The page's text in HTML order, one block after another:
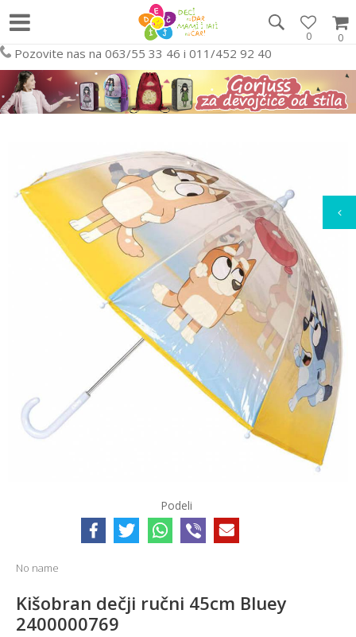
0
0
Pozovite nas na 063/55 33 46 i 011/452 92 40
Podeli
No name
Kišobran dečji ručni 45cm Bluey
2400000769